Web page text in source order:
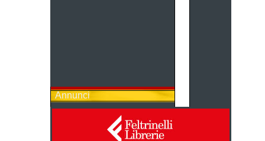
Annunci